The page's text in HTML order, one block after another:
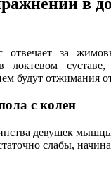
отвечает за
локтевом
будут отжимания
с колен
девушек
слабы,